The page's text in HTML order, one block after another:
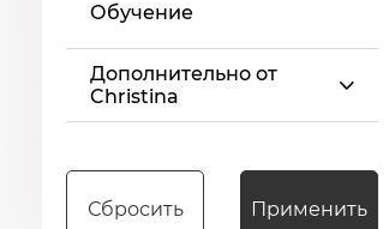
Обучение
Дополнительно от
Christina
Сбросить Применить